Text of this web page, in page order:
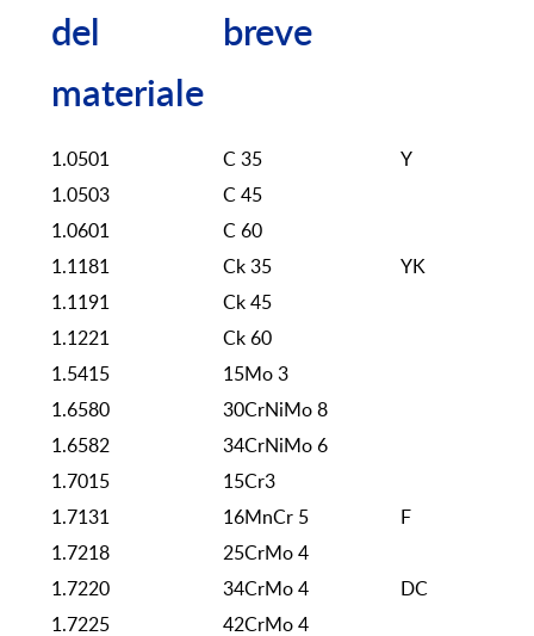
del
materiale
breve
1.0501 C 35
Y
1.0503
C 45
1.0601
C 60
1.1181
Ck 35
YK
1.1191
Ck 45
1.1221
Ck 60
1.5415
15Mo 3
1.6580
30CrNiMo 8
1.6582
34CrNiMo 6
1.7015
15Cr3
1.7131
16MnCr 5
F
1.7218
25CrMo 4
1.7220
34CrMo 4
DC
1.7225
42CrMo 4